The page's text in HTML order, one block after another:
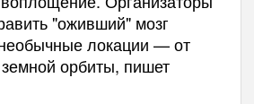
"оживший" мозг
локации — от
орбиты, пишет